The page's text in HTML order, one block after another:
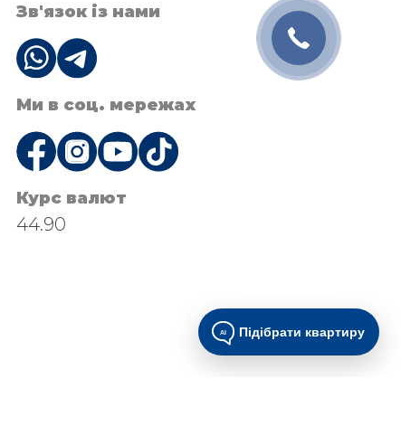
Зв'язок із нами
Ми в соц. мережах
Курс валют
44.90
AI Підібрати квартиру